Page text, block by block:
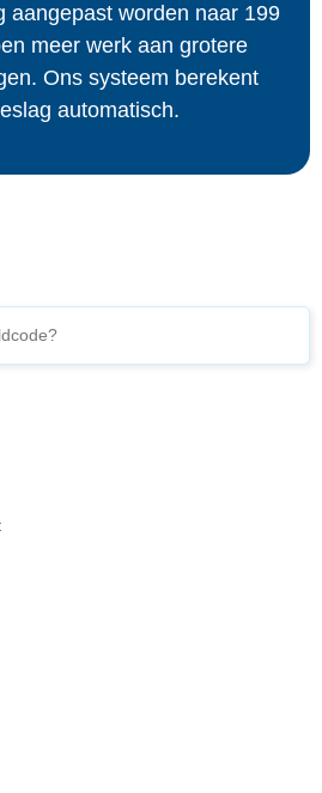
aangepast worden naar 199
meer werk aan grotere
Ons systeem berekent
automatisch.